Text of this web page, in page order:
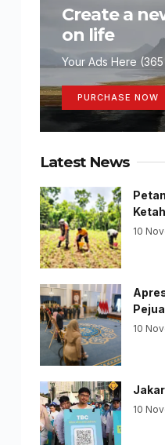
Create a
on life
Your Ads Here
PURCHASE NOW
Latest News
10
10
10